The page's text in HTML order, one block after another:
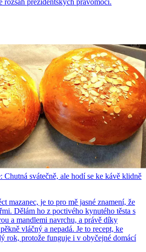
rozsah prezidentských pravomocí.
Chutná svátečně, ale hodí se ke kávě klidně
mazanec, je to pro mě jasné znamení, že
Dělám ho z poctivého kynutého těsta s
a mandlemi navrchu, a právě díky
vláčný a nepadá. Je to recept, ke
rok, protože funguje i v obyčejné domácí